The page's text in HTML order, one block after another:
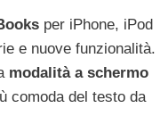
per iPhone, iPod
e nuove funzionalità.
modalità a schermo
comoda del testo da